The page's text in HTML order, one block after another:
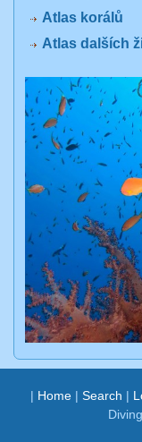
Atlas korálů
Atlas dalších
| Home | Search |